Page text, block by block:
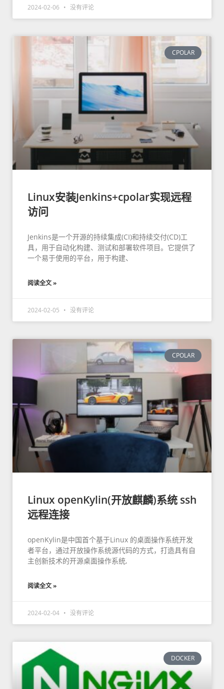
2024-02-06 没有评论
CPOLAR
Linux安装Jenkins+cpolar实现远程
访问
Jenkins是一个开源的持续集成(CI)和持续交付(CD)工
具，用于自动化构建、测试和部署软件项目。它提供了
一个易于使用的平台，用于构建、
阅读全文 »
2024-02-05 没有评论
CPOLAR
Linux openKylin(开放麒麟)系统 ssh
远程连接
openKylin是中国首个基于Linux 的桌面操作系统开发
者平台，通过开放操作系统源代码的方式，打造具有自
主创新技术的开源桌面操作系统,
阅读全文 »
2024-02-04 没有评论
DOCKER